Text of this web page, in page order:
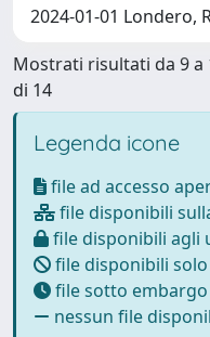
2024-01-01 Londero,
Mostrati risultati da 9 a
di 14
Legenda icone
file ad accesso
file disponibili
file disponibili agli
file disponibili
file sotto embargo
nessun file